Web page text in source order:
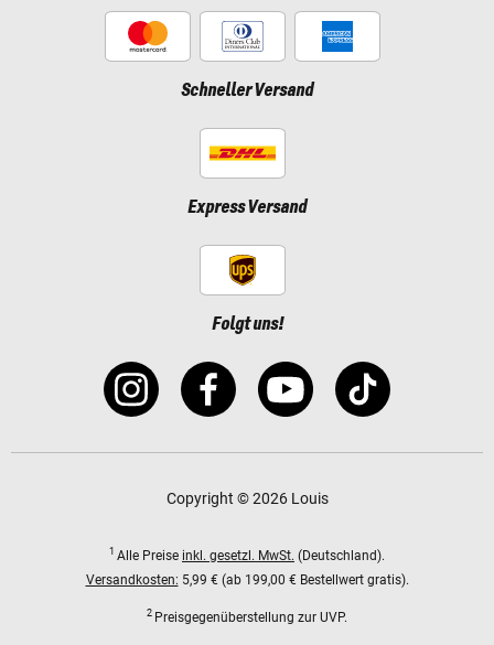
Schneller Versand
Express Versand
Folgt uns!
Copyright © 2026 Louis
1 Alle Preise inkl. gesetzl. MwSt. (Deutschland).
Versandkosten: 5,99 € (ab 199,00 € Bestellwert gratis).
2 Preisgegenüberstellung zur UVP.